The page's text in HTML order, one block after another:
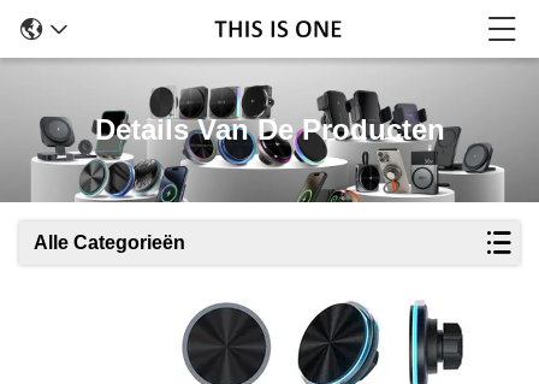
Details Van De Producten
Alle Categorieën